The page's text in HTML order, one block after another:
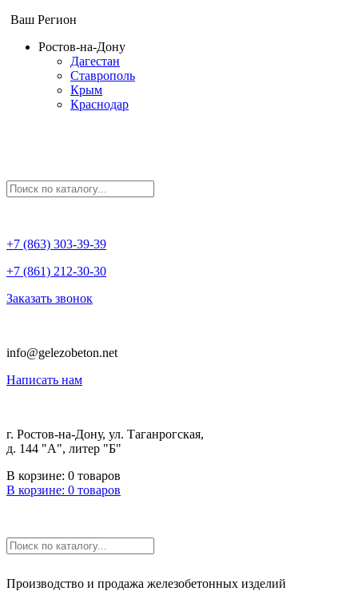
Ваш Регион
Ростов-на-Дону
Дагестан
Ставрополь
Крым
Краснодар
+7 (863) 303-39-39
+7 (861) 212-30-30
Заказать звонок
info@gelezobeton.net
Написать нам
г. Ростов-на-Дону, ул. Таганрогская,
д. 144 "А", литер "Б"
В корзине: 0 товаров
В корзине: 0 товаров
Производство и продажа железобетонных изделий